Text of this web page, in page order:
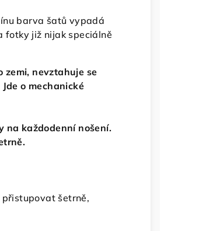
barva šatů vypadá
fotky již nijak speciálně
zemi, nevztahuje se
o mechanické
na každodenní nošení.
šetrně,